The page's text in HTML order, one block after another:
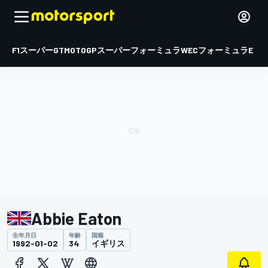
F1スーパーGTMOTOGPスーパーフォーミュラWECフォーミュラE
Abbie Eaton
生年月日
1992-01-02
年齢
34
国籍
イギリス